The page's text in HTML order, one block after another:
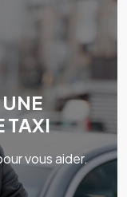
TAXI
vous aider.